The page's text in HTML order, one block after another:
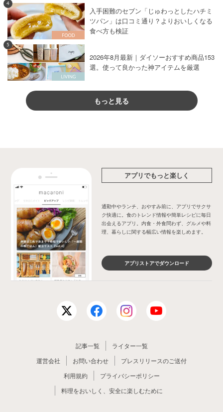
4
入手困難のセブン「じゅわっとしたハチミ
ツパン」は口コミ通り？よりおいしくなる
食べ方も検証
5
2026年8月最新｜ダイソーおすすめ商品153
選。使って良かった神アイテムを厳選
もっと見る
アプリでもっと楽しく
通勤中やランチ、おやすみ前に、アプリでサクサ
ク快適に。食のトレンド情報や簡単レシピに毎日
出会えるアプリ。内食・外食問わず、グルメや料
理、暮らしに関する幅広い情報を楽しめます。
アプリストアでダウンロード
記事一覧
ライター一覧
運営会社
お問い合わせ
プレスリリースのご送付
利用規約
プライバシーポリシー
料理をおいしく、安全に楽しむために